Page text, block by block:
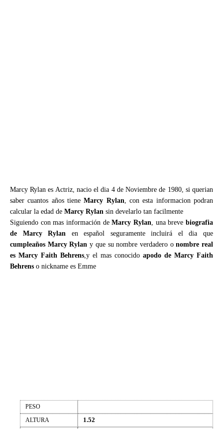
Marcy Rylan es Actriz, nacio el dia 4 de Noviembre de 1980, si querian
saber cuantos años tieneMarcy Rylan, con esta informacion podran
calcular la edad de Marcy Rylan sin develarlo tan facilmente
Siguiendo con mas información deMarcy Rylan, una brevebiografia
de Marcy Rylan en español seguramente incluirá el dia que
cumpleaños Marcy Rylan y que su nombre verdadero onombre real
es Marcy Faith Behrens,y el mas conocido apodo de Marcy Faith
Behrens o nickname es Emme
PESO
ALTURA
1.52